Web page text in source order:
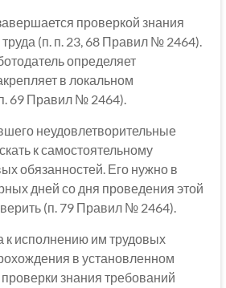
проверкой знания
(п. п. 23, 68 Правил № 2464).
определяет
в локальном
69 Правил № 2464).
неудовлетворительные
к самостоятельному
обязанностей. Его нужно в
дней со дня проведения этой
(п. 79 Правил № 2464).
к исполнению им трудовых
в установленном
знания требований